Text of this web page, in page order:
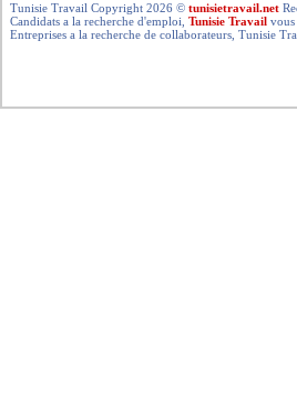
Tunisie Travail Copyright 2026 ©tunisietravail.net
Candidats a la recherche d'emploi,Tunisie Travail vous
Entreprises a la recherche de collaborateurs, Tunisie